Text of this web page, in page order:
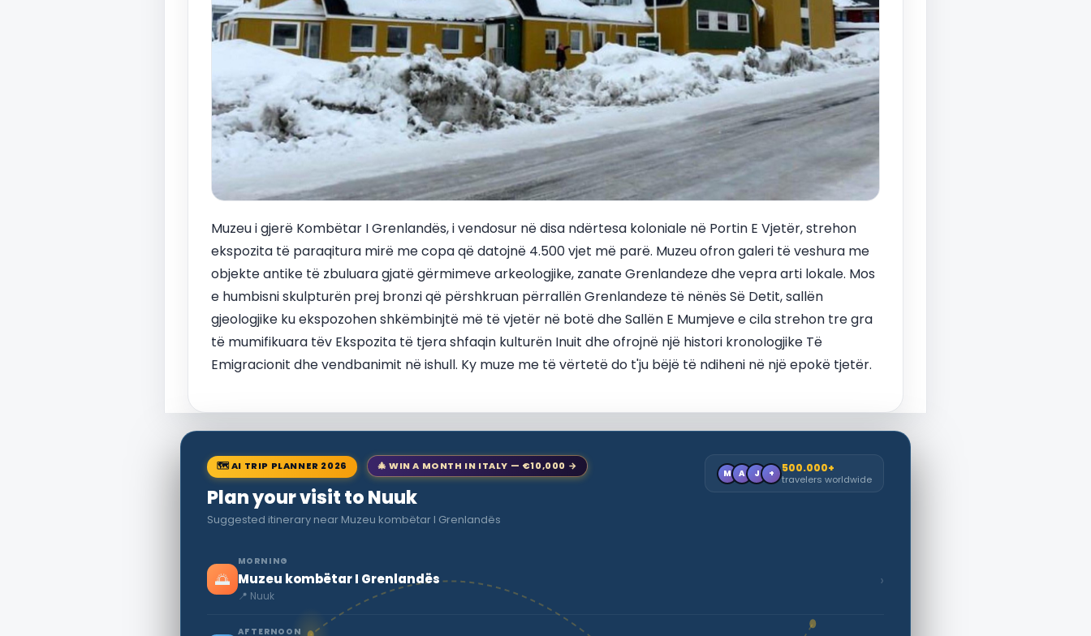
Muzeu i gjerë Kombëtar I Grenlandës, i vendosur në disa ndërtesa koloniale në Portin E Vjetër, strehon
ekspozita të paraqitura mirë me copa që datojnë 4.500 vjet më parë. Muzeu ofron galeri të veshura me
objekte antike të zbuluara gjatë gërmimeve arkeologjike, zanate Grenlandeze dhe vepra arti lokale. Mos
e humbisni skulpturën prej bronzi që përshkruan përrallën Grenlandeze të nënës Së Detit, sallën
gjeologjike ku ekspozohen shkëmbinjtë më të vjetër në botë dhe Sallën E Mumjeve e cila strehon tre gra
të mumifikuara tëv Ekspozita të tjera shfaqin kulturën Inuit dhe ofrojnë një histori kronologjike Të
Emigracionit dhe vendbanimit në ishull. Ky muze me të vërtetë do t'ju bëjë të ndiheni në një epokë tjetër.
🗺 AI TRIP PLANNER 2026 🎄 WIN A MONTH IN ITALY — €10,000 →
Plan your visit to Nuuk
Suggested itinerary near Muzeu kombëtar I Grenlandës
M A J + 500.000+
travelers worldwide
🌅
MORNING
Muzeu kombëtar I Grenlandës
📍 Nuuk
›
AFTERNOON